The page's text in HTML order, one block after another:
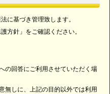
に基づき管理致します。
方針」をご確認ください。
の回答にご利用させていただく場
無しに、上記の目的以外では利用